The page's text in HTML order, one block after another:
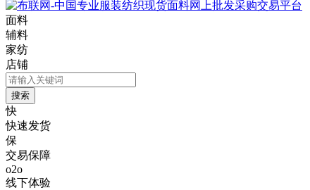
面料
辅料
家纺
店铺
快
快速发货
保
交易保障
o2o
线下体验